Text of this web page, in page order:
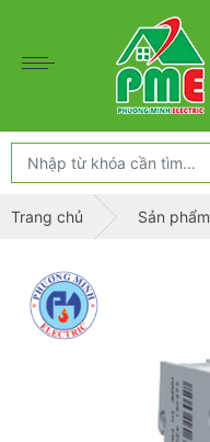
Trang chủ Sản phẩm